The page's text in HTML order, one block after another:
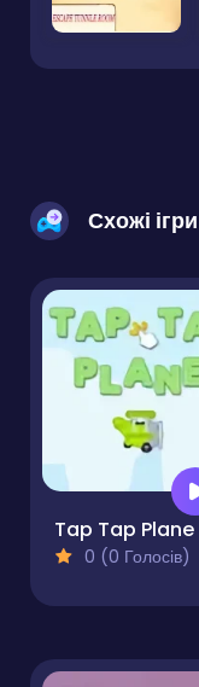
Схожі ігри
Tap Tap Plane
0 (0 Голосів)